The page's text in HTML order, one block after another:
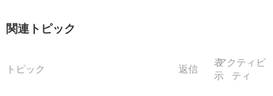
関連トピック
トピック 返信
表
示
アクティビ
ティ